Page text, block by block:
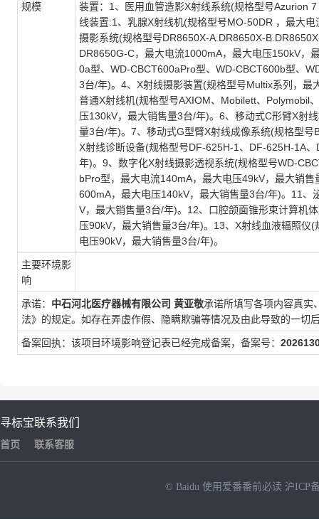
规模
装置：1、医用血管造影X射线系统(规格型号Azurion
线装置:1、乳腺X射线机(规格型号MO-50DR ，最大
摄影系统(规格型号DR8650X-A.DR8650X-
DR8650G-C，最大电流1000mA，最大电压150kV，
0a型、WD-CBCT600aPro型、WD-CBCT600b型、
3台/年)。4、X射线摄影装置(规格型号Multix系列，
普通X射线机(规格型号AXIOM、Mobilett、Polymobil
压130kV，最大销售量3台/年)。6、移动式C形臂X射
量3台/年)。7、移动式G型臂X射线成像系统(规格型
X射线诊断设备(规格型号DF-625H-1、DF-625H-1A
年)。9、数字化X射线摄影透视系统(规格型号WD-
bPro型，最大电流140mA，最大电压49kV，最大销
600mA，最大电压140kV，最大销售量3台/年)。11
V，最大销售量3台/年)。12、口腔颌面锥形束计算机
压90kV，最大销售量3台/年)。13、X射线血液辐照
电压90kV，最大销售量3台/年)。
主要环境影
响
承诺： 中石河北医疗器械有限公司 黄亚敬承诺所填写各项内容真实
法》的规定。如存在弄虚作假、隐瞒欺骗等情况及由此导致的一切
备案回执：该项目环境影响登记表已经完成备案，备案号：
寻标宝
首页
联系我们
联系客服
© Baidu 使用爱番番前必读 沪ICP